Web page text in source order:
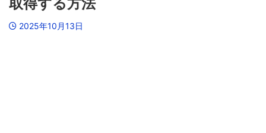
取得する方法
2025年10月13日